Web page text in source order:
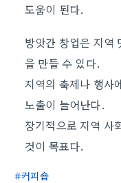
도움이 된다.
방앗간 창업은 지역
을 만들 수 있다.
지역의 축제나 행사
노출이 늘어난다.
장기적으로 지역 사
것이 목표다.
커피숍